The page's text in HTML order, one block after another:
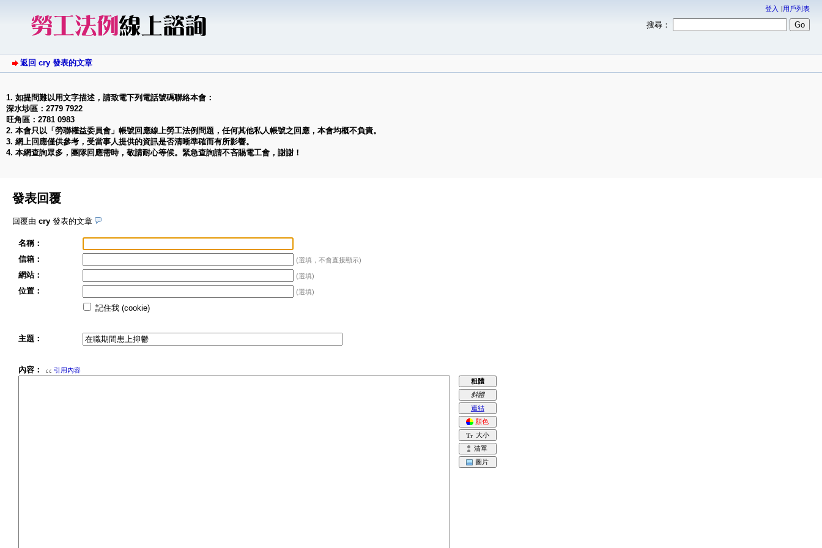
登入 用戶列表
搜尋：
返回 cry 發表的文章
1. 如提問難以用文字描述，請致電下列電話號碼聯絡本會：
深水埗區：2779 7922
旺角區：2781 0983
2. 本會只以「勞聯權益委員會」帳號回應線上勞工法例問題，任何其他私人帳號之回應，本會均概不負責。
3. 網上回應僅供參考，受當事人提供的資訊是否清晰準確而有所影響。
4. 本網查詢眾多，團隊回應需時，敬請耐心等候。緊急查詢請不吝賜電工會，謝謝！
發表回覆
回覆由 cry 發表的文章
名稱：
信箱：
(選填，不會直接顯示)
網站： (選填)
位置： (選填)
記住我 (cookie)
主題：
內容：
引用內容
粗體
斜體
連結
顏色
大小
清單
圖片